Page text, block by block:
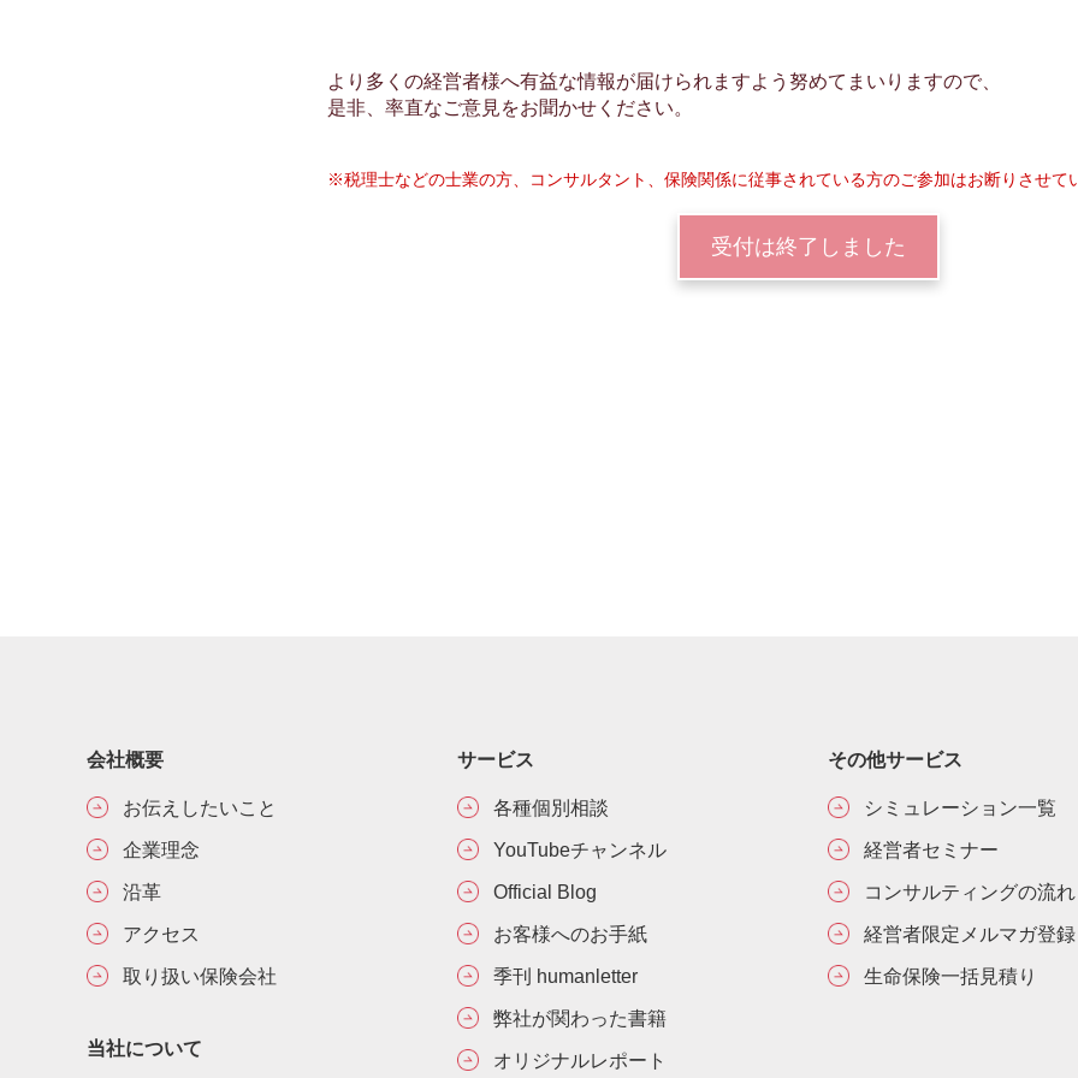
より多くの経営者様へ有益な情報が届けられますよう努めてまいりますので、
是非、率直なご意見をお聞かせください。
※税理士などの士業の方、コンサルタント、保険関係に従事されている方のご参加はお断りさせて
受付は終了しました
会社概要
お伝えしたいこと
企業理念
沿革
アクセス
取り扱い保険会社
当社について
サービス
各種個別相談
YouTubeチャンネル
Official Blog
お客様へのお手紙
季刊 humanletter
弊社が関わった書籍
オリジナルレポート
その他サービス
シミュレーション一覧
経営者セミナー
コンサルティングの流れ
経営者限定メルマガ登録
生命保険一括見積り